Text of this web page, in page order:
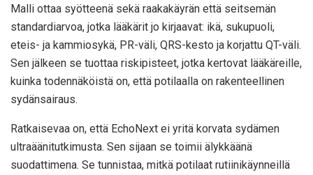
Malli ottaa syötteenä sekä raakakäyrän että seitsemän
standardiarvoa, jotka lääkärit jo kirjaavat: ikä, sukupuoli,
eteis- ja kammiosykä, PR-väli, QRS-kesto ja korjattu QT-väli.
Sen jälkeen se tuottaa riskipisteet, jotka kertovat lääkäreille,
kuinka todennäköistä on, että potilaalla on rakenteellinen
sydänsairaus.
Ratkaisevaa on, että EchoNext ei yritä korvata sydämen
ultraäänitutkimusta. Sen sijaan se toimii älykkäänä
suodattimena. Se tunnistaa, mitkä potilaat rutiinikäynneillä